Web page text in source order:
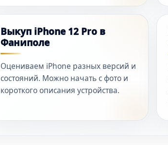
Выкуп iPhone 12 Pro в
Фаниполе
Оцениваем iPhone разных версий и
состояний. Можно начать с фото и
короткого описания устройства.